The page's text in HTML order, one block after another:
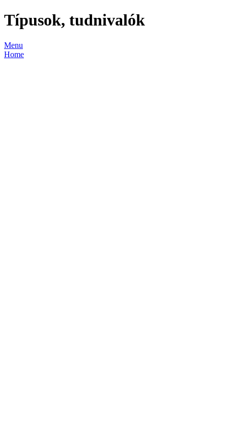
Típusok, tudnivalók
Menu
Home